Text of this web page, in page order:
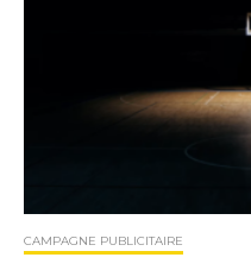
CAMPAGNE PUBLICITAIRE